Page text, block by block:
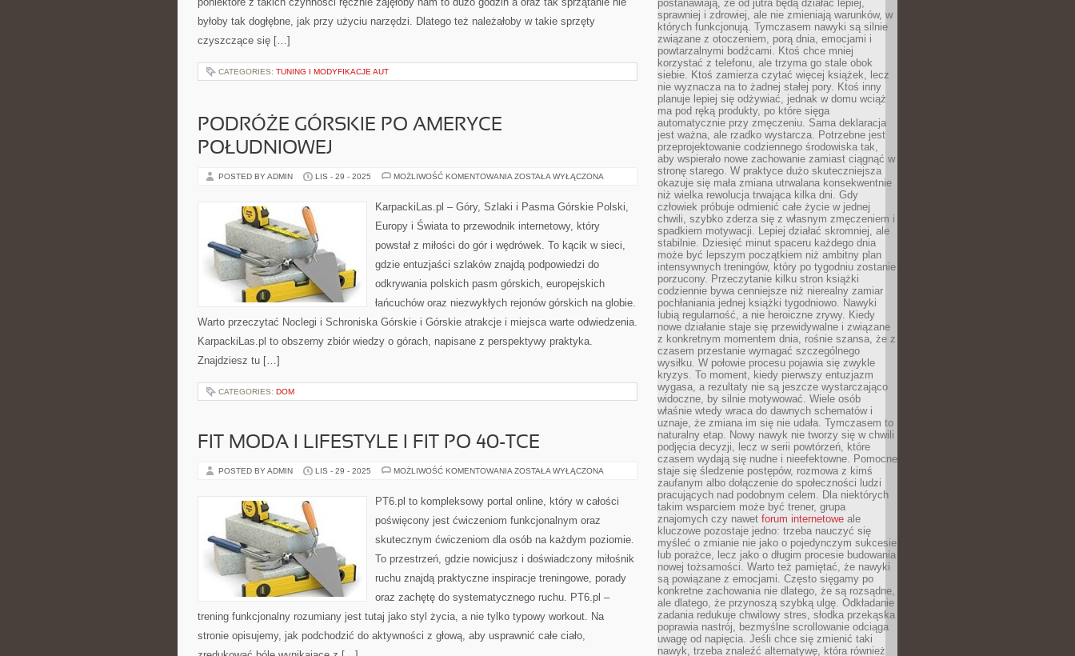
byłoby tak dogłębne, jak przy użyciu narzędzi. Dlatego też należałoby w takie sprzęty
czyszczące się […]
CATEGORIES: TUNING I MODYFIKACJE AUT
PODRÓŻE GÓRSKIE PO AMERYCE
POŁUDNIOWEJ
POSTED BY ADMIN LIS - 29 - 2025 MOŻLIWOŚĆ KOMENTOWANIA PODRÓŻE
AMERYCE
POŁUDNIOWEJ
ZOSTAŁA WYŁĄCZONA
KarpackiLas.pl – Góry, Szlaki i Pasma Górskie Polski,
Europy i Świata to przewodnik internetowy, który
powstał z miłości do gór i wędrówek. To kącik w sieci,
gdzie entuzjaści szlaków znajdą podpowiedzi do
odkrywania polskich pasm górskich, europejskich
łańcuchów oraz niezwykłych rejonów górskich na globie.
Warto przeczytać Noclegi i Schroniska Górskie i Górskie atrakcje i miejsca warte odwiedzenia.
KarpackiLas.pl to obszerny zbiór wiedzy o górach, napisane z perspektywy praktyka.
Znajdziesz tu […]
CATEGORIES: DOM
FIT MODA I LIFESTYLE I FIT PO 40-TCE
POSTED BY ADMIN LIS - 29 - 2025 MOŻLIWOŚĆ KOMENTOWANIA FIT
LIFESTYLE
PO
TCE
ZOSTAŁA WYŁĄCZONA
PT6.pl to kompleksowy portal online, który w całości
poświęcony jest ćwiczeniom funkcjonalnym oraz
skutecznym ćwiczeniom dla osób na każdym poziomie.
To przestrzeń, gdzie nowicjusz i doświadczony miłośnik
ruchu znajdą praktyczne inspiracje treningowe, porady
oraz zachętę do systematycznego ruchu. PT6.pl –
trening funkcjonalny rozumiany jest tutaj jako styl życia, a nie tylko typowy workout. Na
stronie opisujemy, jak podchodzić do aktywności z głową, aby usprawnić całe ciało,
postanawiają, że od jutra będą działać lepiej,
sprawniej i zdrowiej, ale nie zmieniają warunków, w
których funkcjonują. Tymczasem nawyki są silnie
związane z otoczeniem, porą dnia, emocjami i
powtarzalnymi bodźcami. Ktoś chce mniej
korzystać z telefonu, ale trzyma go stale obok
siebie. Ktoś zamierza czytać więcej książek, lecz
nie wyznacza na to żadnej stałej pory. Ktoś inny
planuje lepiej się odżywiać, jednak w domu wciąż
ma pod ręką produkty, po które sięga
automatycznie przy zmęczeniu. Sama deklaracja
jest ważna, ale rzadko wystarcza. Potrzebne jest
przeprojektowanie codziennego środowiska tak,
aby wspierało nowe zachowanie zamiast ciągnąć w
stronę starego. W praktyce dużo skuteczniejsza
okazuje się mała zmiana utrwalana konsekwentnie
niż wielka rewolucja trwająca kilka dni. Gdy
człowiek próbuje odmienić całe życie w jednej
chwili, szybko zderza się z własnym zmęczeniem i
spadkiem motywacji. Lepiej działać skromniej, ale
stabilnie. Dziesięć minut spaceru każdego dnia
może być lepszym początkiem niż ambitny plan
intensywnych treningów, który po tygodniu zostanie
porzucony. Przeczytanie kilku stron książki
codziennie bywa cenniejsze niż nierealny zamiar
pochłaniania jednej książki tygodniowo. Nawyki
lubią regularność, a nie heroiczne zrywy. Kiedy
nowe działanie staje się przewidywalne i związane
z konkretnym momentem dnia, rośnie szansa, że z
czasem przestanie wymagać szczególnego
wysiłku. W połowie procesu pojawia się zwykle
kryzys. To moment, kiedy pierwszy entuzjazm
wygasa, a rezultaty nie są jeszcze wystarczająco
widoczne, by silnie motywować. Wiele osób
właśnie wtedy wraca do dawnych schematów i
uznaje, że zmiana im się nie udała. Tymczasem to
naturalny etap. Nowy nawyk nie tworzy się w chwili
podjęcia decyzji, lecz w serii powtórzeń, które
czasem wydają się nudne i nieefektowne. Pomocne
staje się śledzenie postępów, rozmowa z kimś
zaufanym albo dołączenie do społeczności ludzi
pracujących nad podobnym celem. Dla niektórych
takim wsparciem może być trener, grupa
znajomych czy nawet forum internetowe ale
kluczowe pozostaje jedno: trzeba nauczyć się
myśleć o zmianie nie jako o pojedynczym sukcesie
lub porażce, lecz jako o długim procesie budowania
nowej tożsamości. Warto też pamiętać, że nawyki
są powiązane z emocjami. Często sięgamy po
konkretne zachowania nie dlatego, że są rozsądne,
ale dlatego, że przynoszą szybką ulgę. Odkładanie
zadania redukuje chwilowy stres, słodka przekąska
poprawia nastrój, bezmyślne scrollowanie odciąga
uwagę od napięcia. Jeśli chce się zmienić taki
nawyk, trzeba znaleźć alternatywę, która również